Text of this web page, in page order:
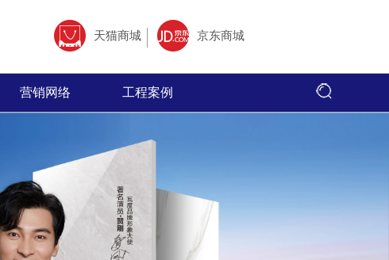
天猫商城 京东商城
营销网络
专卖店风采
工程案例